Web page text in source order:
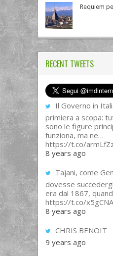
Requiem
RECENT TWEETS
Il Governo in
primiera a scopa:
sono le figure
funziona, ma ne…
https://t.co/
8 years ago
Tajani, come
dovesse
era dal 1867,
https://t.co/
8 years ago
CHRIS BENOIT
9 years ago